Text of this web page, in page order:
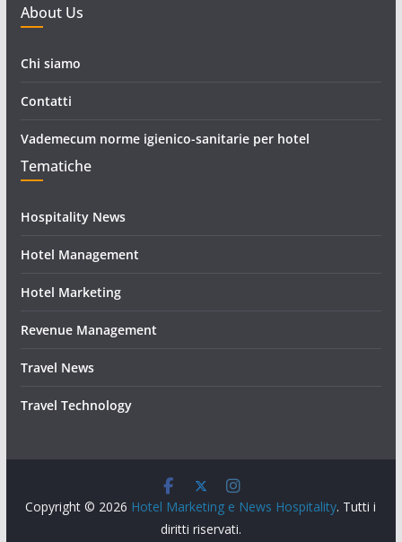
About Us
Chi siamo
Contatti
Vademecum norme igienico-sanitarie per hotel
Tematiche
Hospitality News
Hotel Management
Hotel Marketing
Revenue Management
Travel News
Travel Technology
Copyright © 2026 Hotel Marketing e News Hospitality. Tutti i
diritti riservati.